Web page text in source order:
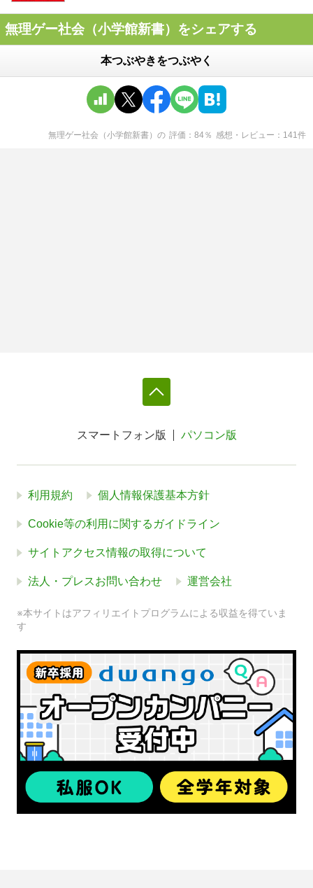
無理ゲー社会（小学館新書）をシェアする
本つぶやきをつぶやく
無理ゲー社会（小学館新書） の 評価 84％ 感想・レビュー 141件
スマートフォン版 パソコン版
利用規約 個人情報保護基本方針
Cookie等の利用に関するガイドライン
サイトアクセス情報の取得について
法人・プレスお問い合わせ 運営会社
※本サイトはアフィリエイトプログラムによる収益を得ていま
す